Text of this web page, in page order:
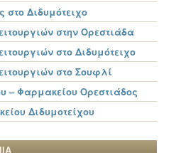
στο Διδυμότειχο
στην Ορεστιάδα
στο Διδυμότειχο
στο Σουφλί
– Φαρμακείου Ορεστιάδος
Διδυμοτείχου